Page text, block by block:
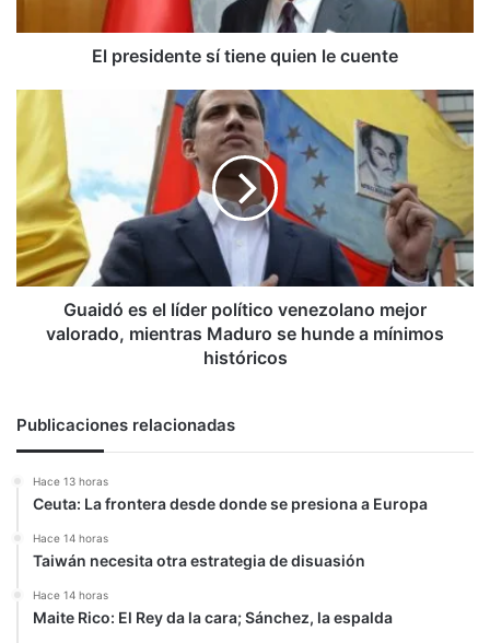
El presidente sí tiene quien le cuente
Guaidó
político
venezolano
mejor
valorado,
mientras
Maduro
históricos
Guaidó es el líder político venezolano mejor
valorado, mientras Maduro se hunde a mínimos
históricos
Publicaciones relacionadas
Hace 13 horas
Ceuta: La frontera desde donde se presiona a Europa
Hace 14 horas
Taiwán necesita otra estrategia de disuasión
Hace 14 horas
Maite Rico: El Rey da la cara; Sánchez, la espalda